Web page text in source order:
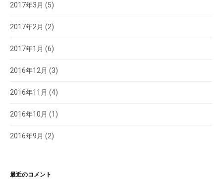
2017年3月 (5)
2017年2月 (2)
2017年1月 (6)
2016年12月 (3)
2016年11月 (4)
2016年10月 (1)
2016年9月 (2)
最近のコメント